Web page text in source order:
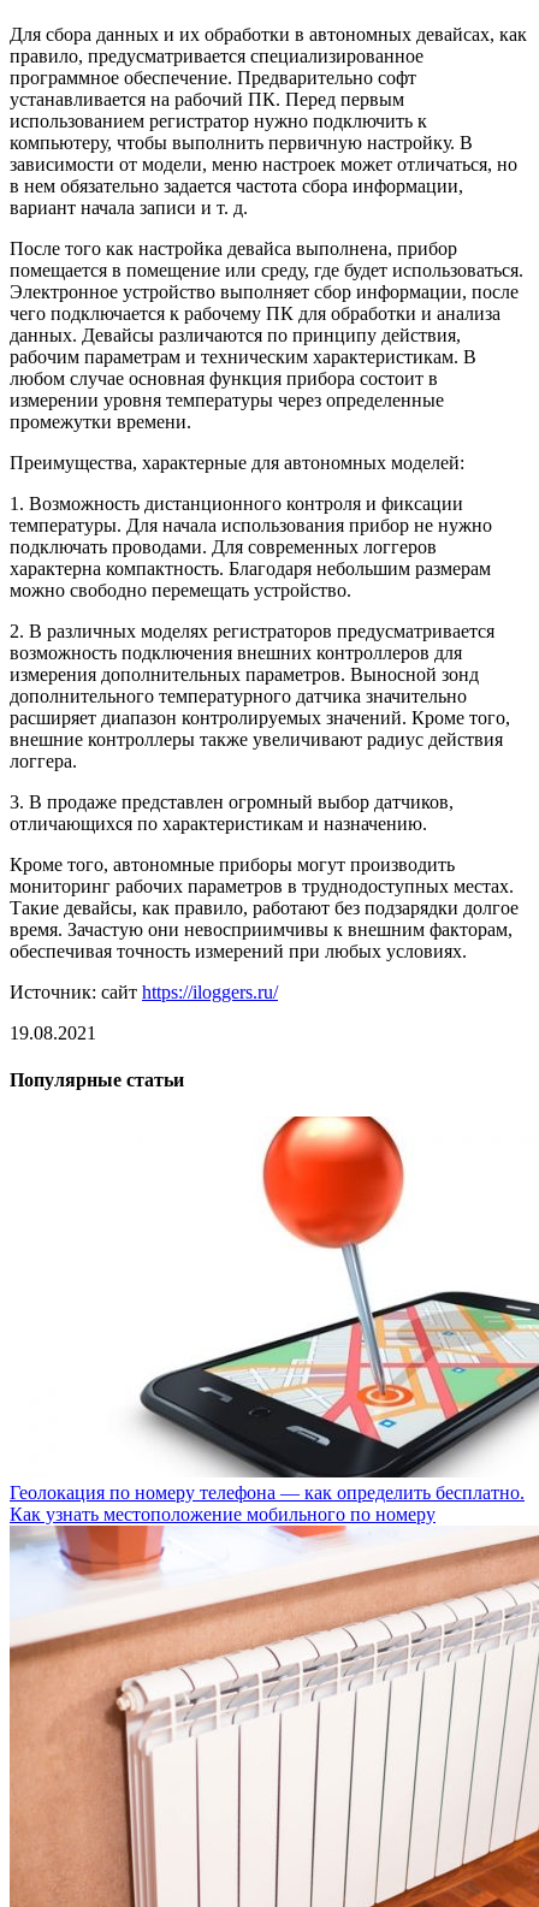
Для сбора данных и их обработки в автономных девайсах, как
правило, предусматривается специализированное
программное обеспечение. Предварительно софт
устанавливается на рабочий ПК. Перед первым
использованием регистратор нужно подключить к
компьютеру, чтобы выполнить первичную настройку. В
зависимости от модели, меню настроек может отличаться, но
в нем обязательно задается частота сбора информации,
вариант начала записи и т. д.
После того как настройка девайса выполнена, прибор
помещается в помещение или среду, где будет использоваться.
Электронное устройство выполняет сбор информации, после
чего подключается к рабочему ПК для обработки и анализа
данных. Девайсы различаются по принципу действия,
рабочим параметрам и техническим характеристикам. В
любом случае основная функция прибора состоит в
измерении уровня температуры через определенные
промежутки времени.
Преимущества, характерные для автономных моделей:
1. Возможность дистанционного контроля и фиксации
температуры. Для начала использования прибор не нужно
подключать проводами. Для современных логгеров
характерна компактность. Благодаря небольшим размерам
можно свободно перемещать устройство.
2. В различных моделях регистраторов предусматривается
возможность подключения внешних контроллеров для
измерения дополнительных параметров. Выносной зонд
дополнительного температурного датчика значительно
расширяет диапазон контролируемых значений. Кроме того,
внешние контроллеры также увеличивают радиус действия
логгера.
3. В продаже представлен огромный выбор датчиков,
отличающихся по характеристикам и назначению.
Кроме того, автономные приборы могут производить
мониторинг рабочих параметров в труднодоступных местах.
Такие девайсы, как правило, работают без подзарядки долгое
время. Зачастую они невосприимчивы к внешним факторам,
обеспечивая точность измерений при любых условиях.
Источник: сайт https://iloggers.ru/
19.08.2021
Популярные статьи
Геолокация по номеру телефона — как определить бесплатно.
Как узнать местоположение мобильного по номеру